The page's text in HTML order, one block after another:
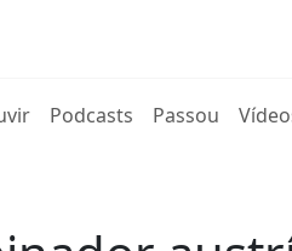
(current)
Podcasts Passou